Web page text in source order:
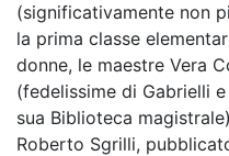
(significativamente non
la prima classe
donne, le maestre Vera
(fedelissime di Gabrielli
sua Biblioteca
Roberto Sgrilli,